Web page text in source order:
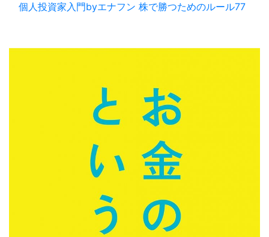
個人投資家入門byエナフン 株で勝つためのルール77